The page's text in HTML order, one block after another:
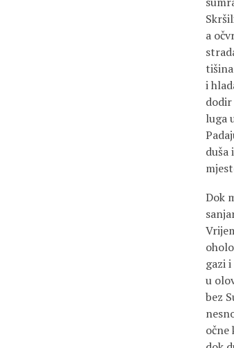
a
i
luga
duša
Dok
gazi
u
bez
očne